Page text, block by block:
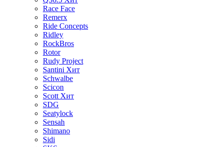
Race Face
Remerx
Ride Concepts
Ridley
RockBros
Rotor
Rudy Project
Santini Хит
Schwalbe
Scicon
Scott Хит
SDG
Seatylock
Sensah
Shimano
Sidi